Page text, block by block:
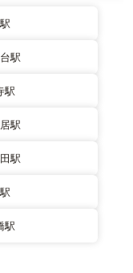
駅
駅
駅
駅
駅